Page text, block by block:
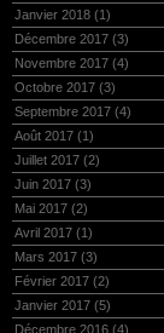
Janvier 2018 (1)
Décembre 2017 (3)
Novembre 2017 (4)
Octobre 2017 (3)
Septembre 2017 (4)
Août 2017 (1)
Juillet 2017 (2)
Juin 2017 (3)
Mai 2017 (2)
Avril 2017 (1)
Mars 2017 (3)
Février 2017 (2)
Janvier 2017 (5)
Décembre 2016 (4)